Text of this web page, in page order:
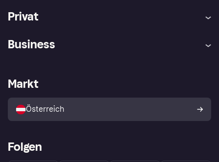
Privat
Shops entdecken
Business
Händlerportal
Markt
Österreich
Folgen